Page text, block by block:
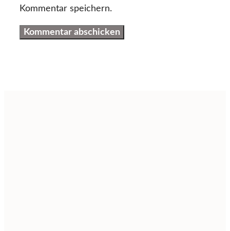
Kommentar speichern.